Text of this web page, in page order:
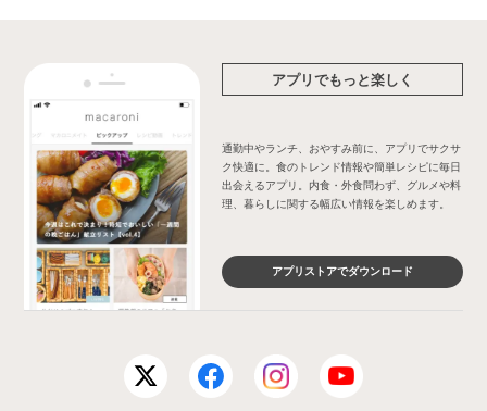
アプリでもっと楽しく
通勤中やランチ、おやすみ前に、アプリでサクサ
ク快適に。食のトレンド情報や簡単レシピに毎日
出会えるアプリ。内食・外食問わず、グルメや料
理、暮らしに関する幅広い情報を楽しめます。
アプリストアでダウンロード